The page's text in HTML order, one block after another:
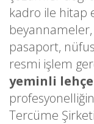
kadro ile hitap
pasaport,
resmi işlem
yeminli
Tercüme